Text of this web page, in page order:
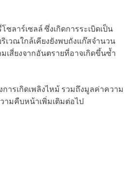
ลาร์เซลล์ ซึ่งเกิดการระเบิดเป็น
เวณใกล้เคียงยังพบถังแก๊สจำนวน
เสี่ยงจากอันตรายที่อาจเกิดขึ้นซ้ำ
ารเกิดเพลิงไหม้ รวมถึงมูลค่าความ
ามคืบหน้าเพิ่มเติมต่อไป